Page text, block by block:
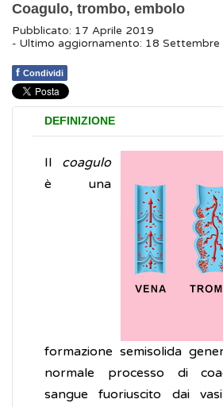
Coagulo, trombo, embolo
Pubblicato: 17 Aprile 2019
- Ultimo aggiornamento: 18 Settembre
f Condividi
DEFINIZIONE
Il coagulo
è una
formazione semisolida
normale processo di
sangue fuoriuscito dai